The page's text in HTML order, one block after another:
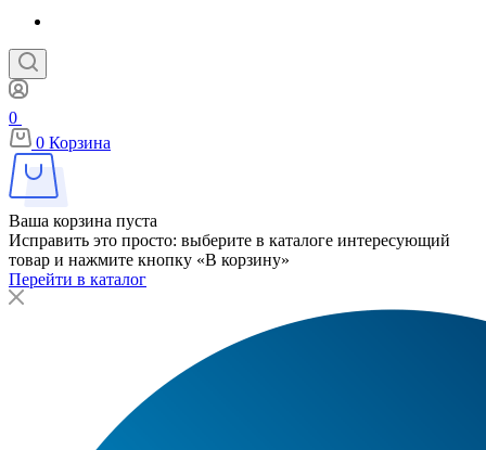
0
0 Корзина
Ваша корзина пуста
Исправить это просто: выберите в каталоге интересующий
товар и нажмите кнопку «В корзину»
Перейти в каталог